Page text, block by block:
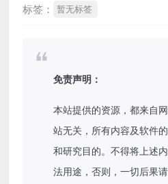
标签： 暂无标签
免责声明：
本站提供的资源，都来自
站无关，所有内容及软件
和研究目的。不得将上述
法用途，否则，一切后果